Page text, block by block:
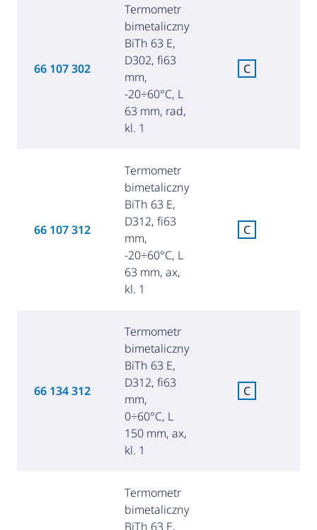
66 107 302
Termometr
bimetaliczny
BiTh 63 E,
D302, fi63
mm,
-20÷60°C, L
63 mm, rad,
kl. 1
C
66 107 312
Termometr
bimetaliczny
BiTh 63 E,
D312, fi63
mm,
-20÷60°C, L
63 mm, ax,
kl. 1
C
66 134 312
Termometr
bimetaliczny
BiTh 63 E,
D312, fi63
mm,
0÷60°C, L
150 mm, ax,
kl. 1
C
Termometr
bimetaliczny
BiTh 63 E,